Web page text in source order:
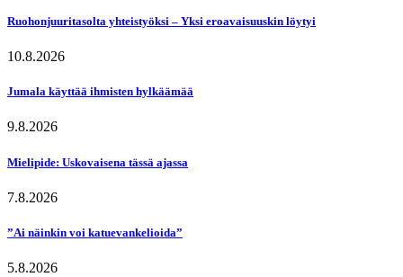
Ruohonjuuritasolta yhteistyöksi – Yksi eroavaisuuskin löytyi
10.8.2026
Jumala käyttää ihmisten hylkäämää
9.8.2026
Mielipide: Uskovaisena tässä ajassa
7.8.2026
”Ai näinkin voi katuevankelioida”
5.8.2026